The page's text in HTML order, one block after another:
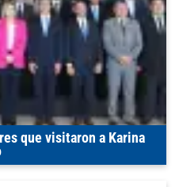
que visitaron a Karina